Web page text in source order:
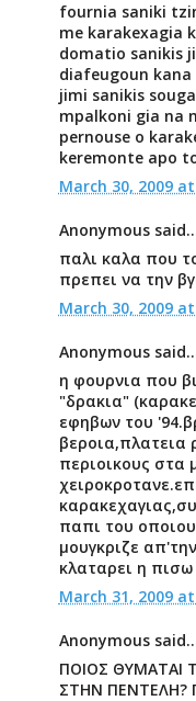
fournia saniki
me karakexagia
domatio sanikis
diafeugoun
jimi sanikis
mpalkoni gia na
pernouse o
keremonte apo
March 30, 2009 at
Anonymous
παλι καλα που
πρεπει να την
March 30, 2009 at
Anonymous
η φουρνια που
"δρακια"
εφηβων του
βεροια,πλατεια
περιοικους στα
παπι του
μουγκριζε
κλαταρει η
March 31, 2009 at
Anonymous
ΠΟΙΟΣ ΘΥΜΑΤΑΙ
ΣΤΗΝ ΠΕΝΤΕΛΗ?